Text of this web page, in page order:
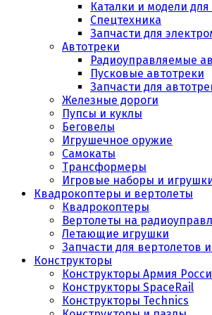
Каталки и модели
Спецтехника
Запчасти для
Автотреки
Радиоуправляемые
Пусковые автотреки
Запчасти для
Железные дороги
Пупсы и куклы
Беговелы
Игрушечное оружие
Самокаты
Трансформеры
Игровые наборы и
Квадрокоптеры и вертолеты
Квадрокоптеры
Вертолеты на
Летающие игрушки
Запчасти для вертолетов
Конструкторы
Конструкторы Армия
Конструкторы SpaceRail
Конструкторы Technics